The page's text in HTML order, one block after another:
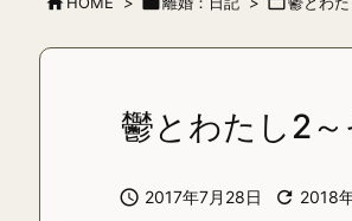
鬱とわたし2～
 2017年7月28日  2018